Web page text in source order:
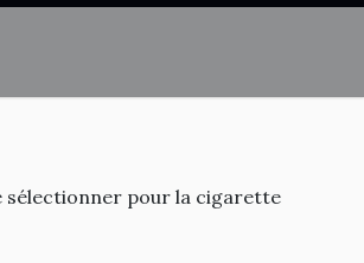
sélectionner pour la cigarette